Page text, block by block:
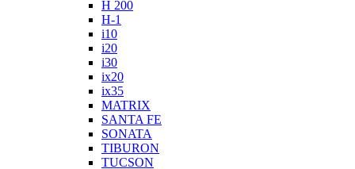
H 200
H-1
i10
i20
i30
ix20
ix35
MATRIX
SANTA FE
SONATA
TIBURON
TUCSON